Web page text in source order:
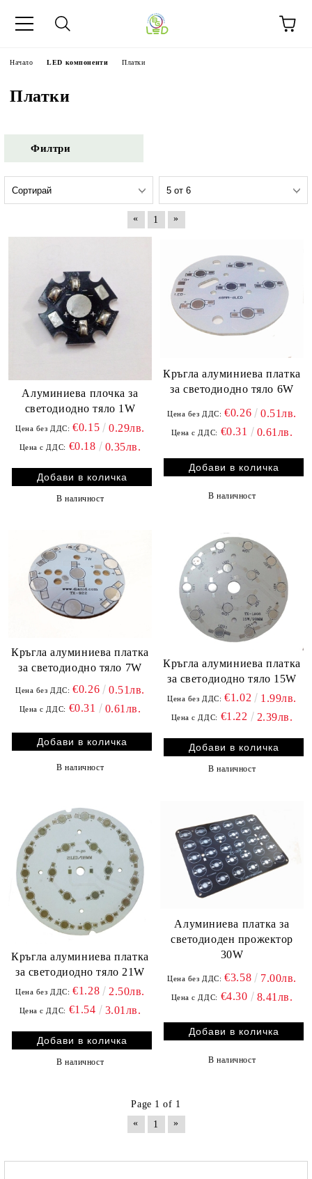
Начало LED компоненти Платки
Платки
Филтри
« 1 »
Aлуминиева плочка за
светодиодно тяло 1W
Цена без ДДС: €0.15 0.29лв.
Цена с ДДС: €0.18 0.35лв.
В наличност
Кръгла алуминиева платка
за светодиодно тяло 6W
Цена без ДДС: €0.26 0.51лв.
Цена с ДДС: €0.31 0.61лв.
В наличност
Кръгла алуминиева платка
за светодиодно тяло 7W
Цена без ДДС: €0.26 0.51лв.
Цена с ДДС: €0.31 0.61лв.
В наличност
Кръгла алуминиева платка
за светодиодно тяло 15W
Цена без ДДС: €1.02 1.99лв.
Цена с ДДС: €1.22 2.39лв.
В наличност
Кръгла алуминиева платка
за светодиодно тяло 21W
Цена без ДДС: €1.28 2.50лв.
Цена с ДДС: €1.54 3.01лв.
В наличност
Алуминиева платка за
светодиоден прожектор
30W
Цена без ДДС: €3.58 7.00лв.
Цена с ДДС: €4.30 8.41лв.
В наличност
Page 1 of 1
«
1 »